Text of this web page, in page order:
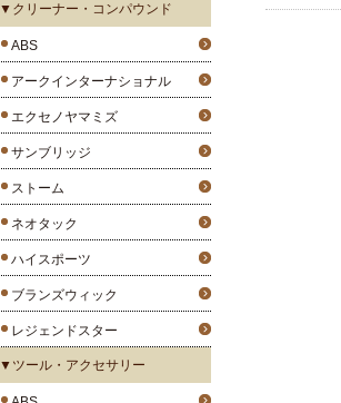
▼クリーナー・コンパウンド
ABS
アークインターナショナル
エクセノヤマミズ
サンブリッジ
ストーム
ネオタック
ハイスポーツ
ブランズウィック
レジェンドスター
▼ツール・アクセサリー